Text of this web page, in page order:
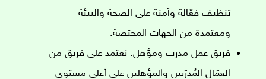
تنظيف فعّالة وآمنة على الصحة والبيئة
ومعتمدة من الجهات المختصة.
فريق عمل مدرب ومؤهل: نعتمد على فريق من
العمّال المُدرّبين والمؤهلين على أعلى مستوى